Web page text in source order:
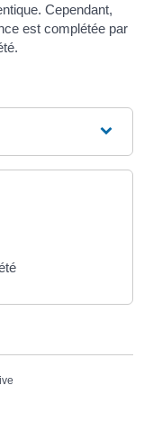
Cependant,
est complétée par